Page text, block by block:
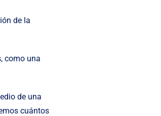
de la
como una
de una
cuántos